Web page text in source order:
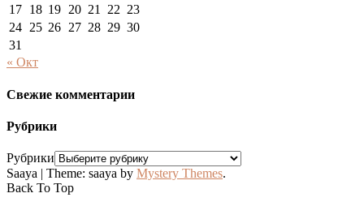
17 18 19 20 21 22 23
24 25 26 27 28 29 30
31
« Окт
Свежие комментарии
Рубрики
Рубрики
Saaya | Theme: saaya by Mystery Themes.
Back To Top